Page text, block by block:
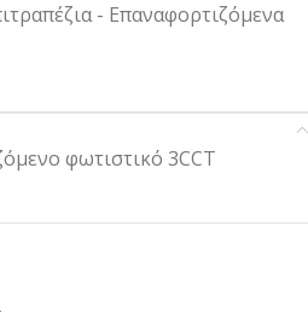
- Επαναφορτιζόμενα
φωτιστικό 3CCT